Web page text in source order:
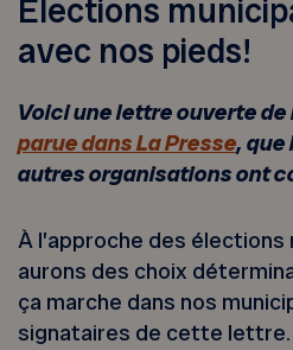
Élections
avec nos pieds!
Voici une lettre ouverte
parue dans La Presse, que
autres organisations ont
À l’approche des élections
aurons des choix
ça marche dans nos
signataires de cette lettre.